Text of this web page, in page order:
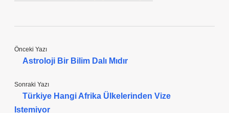
Önceki Yazı
Astroloji Bir Bilim Dalı Mıdır
Sonraki Yazı
Türkiye Hangi Afrika Ülkelerinden Vize
Istemiyor